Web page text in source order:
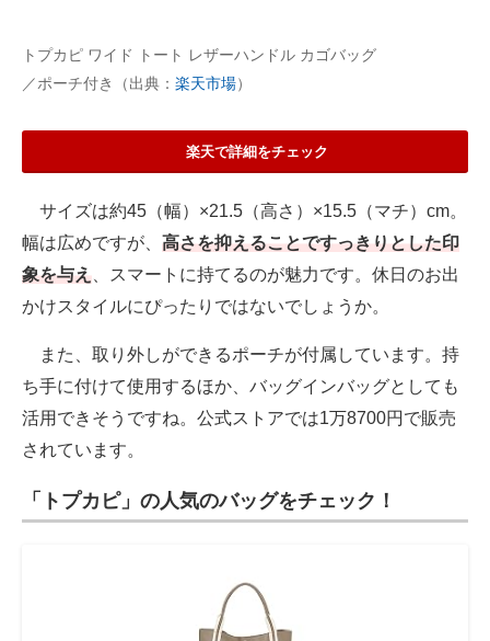
トプカピ ワイド トート レザーハンドル カゴバッグ
／ポーチ付き（出典： 楽天市場）
楽天で詳細をチェック
サイズは約45（幅）×21.5（高さ）×15.5（マチ）cm。
幅は広めですが、 高さを抑えることですっきりとした印
象を与え 、スマートに持てるのが魅力です。休日のお出
かけスタイルにぴったりではないでしょうか。
また、取り外しができるポーチが付属しています。持
ち手に付けて使用するほか、バッグインバッグとしても
活用できそうですね。公式ストアでは1万8700円で販売
されています。
「トプカピ」の人気のバッグをチェック！